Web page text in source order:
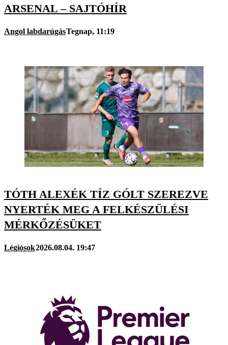
ARSENAL – SAJTÓHÍR
Angol labdarúgásTegnap, 11:19
TÓTH ALEXÉK TÍZ GÓLT SZEREZVE
NYERTÉK MEG A FELKÉSZÜLÉSI
MÉRKŐZÉSÜKET
Légiósok2026.08.04. 19:47